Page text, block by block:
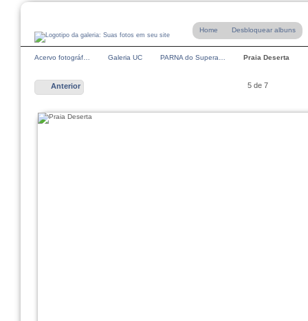
Home Desbloquear albuns
Acervo fotográf… Galeria UC PARNA do Supera… Praia Deserta
Anterior 5 de 7